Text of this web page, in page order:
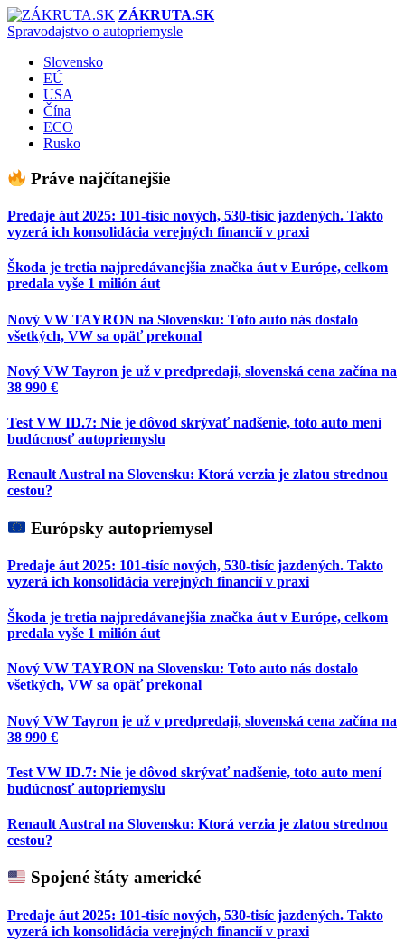
ZÁKRUTA.SK
Spravodajstvo o autopriemysle
Slovensko
EÚ
USA
Čína
ECO
Rusko
Práve najčítanejšie
Predaje áut 2025: 101-tisíc nových, 530-tisíc jazdených. Takto
vyzerá ich konsolidácia verejných financií v praxi
Škoda je tretia najpredávanejšia značka áut v Európe, celkom
predala vyše 1 milión áut
Nový VW TAYRON na Slovensku: Toto auto nás dostalo
všetkých, VW sa opäť prekonal
Nový VW Tayron je už v predpredaji, slovenská cena začína na
38 990 €
Test VW ID.7: Nie je dôvod skrývať nadšenie, toto auto mení
budúcnosť autopriemyslu
Renault Austral na Slovensku: Ktorá verzia je zlatou strednou
cestou?
Európsky autopriemysel
Predaje áut 2025: 101-tisíc nových, 530-tisíc jazdených. Takto
vyzerá ich konsolidácia verejných financií v praxi
Škoda je tretia najpredávanejšia značka áut v Európe, celkom
predala vyše 1 milión áut
Nový VW TAYRON na Slovensku: Toto auto nás dostalo
všetkých, VW sa opäť prekonal
Nový VW Tayron je už v predpredaji, slovenská cena začína na
38 990 €
Test VW ID.7: Nie je dôvod skrývať nadšenie, toto auto mení
budúcnosť autopriemyslu
Renault Austral na Slovensku: Ktorá verzia je zlatou strednou
cestou?
Spojené štáty americké
Predaje áut 2025: 101-tisíc nových, 530-tisíc jazdených. Takto
vyzerá ich konsolidácia verejných financií v praxi